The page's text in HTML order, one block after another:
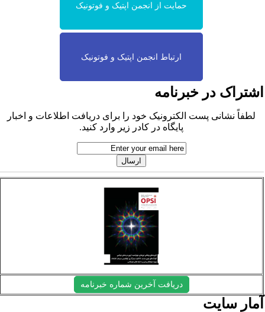
حمایت از انجمن اپتیک و فوتونیک
ارتباط انجمن اپتیک و فوتونیک
در خبرنامه
لطفاً نشانی پست الکترونیک خود را برای دریافت اطلاعات و اخبار
پایگاه در کادر زیر وارد کنید.
دریافت آخرین شماره خبرنامه
سایت